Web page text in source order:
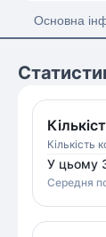
Основна
Кількість
У цьому
Середня